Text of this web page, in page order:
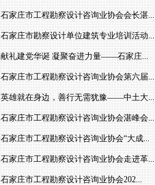
石家庄市工程勘察设计咨询业协会会长湛...
石家庄市勘察设计单位建筑专业培训活动...
献礼建党华诞 凝聚奋进力量——石家庄...
石家庄市工程勘察设计咨询业协会第六届...
英雄就在身边，善行无需犹豫——中土大...
石家庄市工程勘察设计咨询业协会湛峰会...
石家庄市工程勘察设计咨询业协会“大成...
石家庄市工程勘察设计咨询业协会走进革...
石家庄市工程勘察设计咨询业协会202...